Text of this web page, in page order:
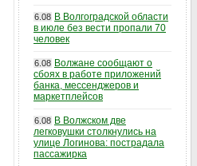
6.08 В Волгоградской области
в июле без вести пропали 70
человек
6.08 Волжане сообщают о
сбоях в работе приложений
банка, мессенджеров и
маркетплейсов
6.08 В Волжском две
легковушки столкнулись на
улице Логинова: пострадала
пассажирка